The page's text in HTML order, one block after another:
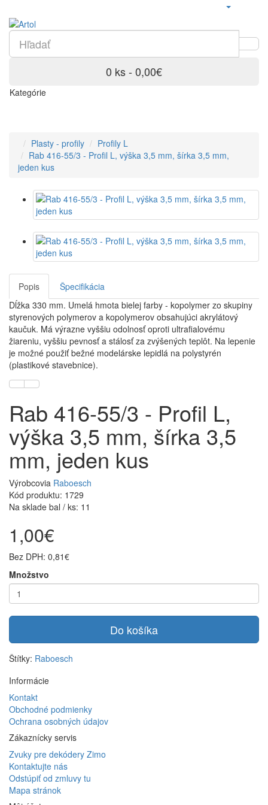
0 ks - 0,00€
Kategórie
Plasty - profily
Profily L
Rab 416-55/3 - Profil L, výška 3,5 mm, šírka 3,5 mm,
jeden kus
Popis
Špecifikácia
Dĺžka 330 mm. Umelá hmota bielej farby - kopolymer zo skupiny
styrenových polymerov a kopolymerov obsahujúci akrylátový
kaučuk. Má výrazne vyššiu odolnosť oproti ultrafialovému
žiareniu, vyššiu pevnosť a stálosť za zvýšených teplôt. Na lepenie
je možné použiť bežné modelárske lepidlá na polystyrén
(plastikové stavebnice).
Rab 416-55/3 - Profil L,
výška 3,5 mm, šírka 3,5
mm, jeden kus
Výrobcovia Raboesch
Kód produktu: 1729
Na sklade bal / ks: 11
1,00€
Bez DPH: 0,81€
Množstvo
Do košíka
Štítky: Raboesch
Informácie
Kontakt
Obchodné podmienky
Ochrana osobných údajov
Zákaznícky servis
Zvuky pre dekódery Zimo
Kontaktujte nás
Odstúpiť od zmluvy tu
Mapa stránok